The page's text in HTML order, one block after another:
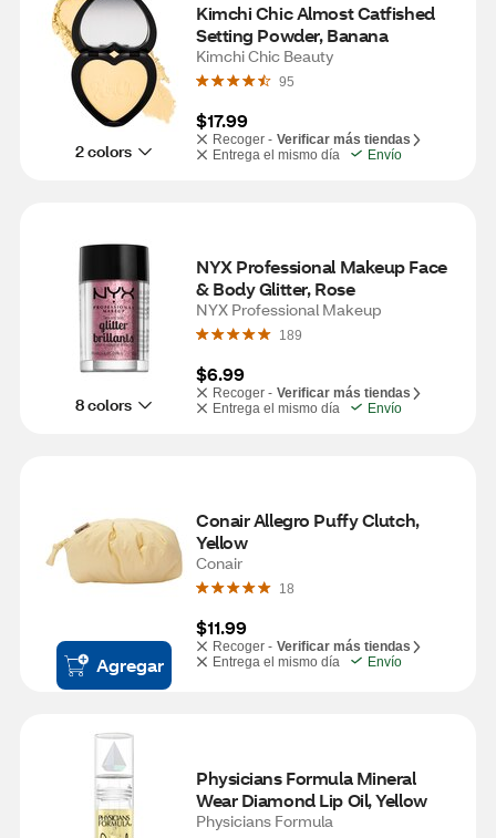
2 colors
Kimchi Chic Almost Catfished
Setting Powder, Banana
Kimchi Chic Beauty
95
$17.99
Recoger - Verificar más tiendas
Entrega el mismo día
Envío
8 colors
NYX Professional Makeup Face
& Body Glitter, Rose
NYX Professional Makeup
189
$6.99
Recoger - Verificar más tiendas
Entrega el mismo día
Envío
Agregar
Conair Allegro Puffy Clutch,
Yellow
Conair
18
$11.99
Recoger - Verificar más tiendas
Entrega el mismo día
Envío
Physicians Formula Mineral
Wear Diamond Lip Oil, Yellow
Physicians Formula